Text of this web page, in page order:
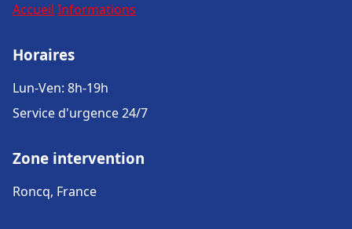
Accueil Informations
Horaires
Lun-Ven: 8h-19h
Service d'urgence 24/7
Zone intervention
Roncq, France